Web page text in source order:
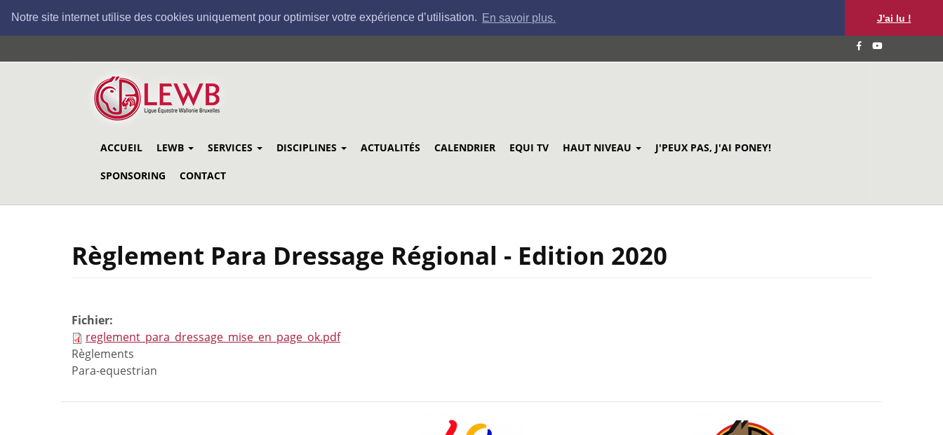
Notre site internet utilise des cookies uniquement pour optimiser votre expérience d’utilisation. En savoir plus. J'ai lu !
au
ACCUEIL LEWB SERVICES DISCIPLINES ACTUALITÉS CALENDRIER EQUI TV HAUT NIVEAU J'PEUX PAS, J'AI PONEY!
SPONSORING CONTACT
Règlement Para Dressage Régional - Edition 2020
Fichier:
reglement_para_dressage_mise_en_page_ok.pdf
Règlements
Para-equestrian